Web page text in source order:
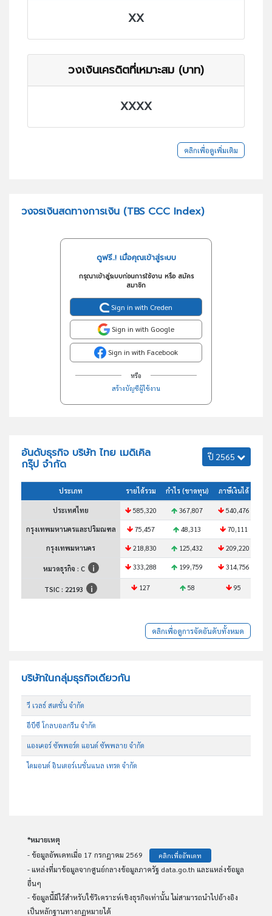
XX
วงเงินเครดิตที่เหมาะสม (บาท)
XXXX
คลิกเพื่อดูเพิ่มเติม
วงจรเงินสดทางการเงิน (TBS CCC Index)
ดูฟรี..! เมื่อคุณเข้าสู่ระบบ
กรุณาเข้าสู่ระบบก่อนการใช้งาน หรือ สมัคร
สมาชิก
Sign in with Creden
Sign in with Google
Sign in with Facebook
หรือ
สร้างบัญชีผู้ใช้งาน
อันดับธุรกิจ บริษัท ไทย เมดิเคิล
กรุ๊ป จำกัด
ปี 2565
ประเภท รายได้รวม กำไร (ขาดทุน) ภาษีเงินได้
ประเทศไทย 585,320 367,807 540,476
กรุงเทพมหานครและปริมณฑล 75,457 48,313 70,111
กรุงเทพมหานคร 218,830 125,432 209,220
หมวดธุรกิจ : C 333,288 199,759 314,756
TSIC : 22193 127 58 95
คลิกเพื่อดูการจัดอันดับทั้งหมด
บริษัทในกลุ่มธุรกิจเดียวกัน
วี เวลธ์ สเตชั่น จำกัด
อีบีซี โกลบอลกรีน จำกัด
แองเคอร์ ซัพพอร์ต แอนด์ ซัพพลาย จำกัด
ไดมอนด์ อินเตอร์เนชั่นแนล เทรด จำกัด
*หมายเหตุ
- ข้อมูลอัพเดทเมื่อ 17 กรกฎาคม 2569
คลิกเพื่ออัพเดท
- แหล่งที่มาข้อมูลจากศูนย์กลางข้อมูลภาครัฐ data.go.th และแหล่งข้อมูล
อื่นๆ
- ข้อมูลนี้มีไว้สำหรับใช้วิเคราะห์เชิงธุรกิจเท่านั้น ไม่สามารถนำไปอ้างอิง
เป็นหลักฐานทางกฏหมายได้